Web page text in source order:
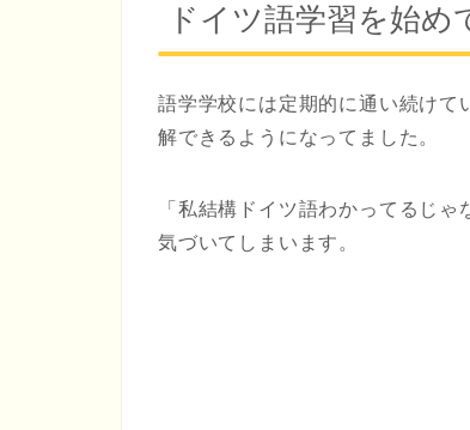
ドイツ語学習を始め
語学学校には定期的に通い続けて
解できるようになってました。
「私結構ドイツ語わかってるじ
気づいてしまいます。